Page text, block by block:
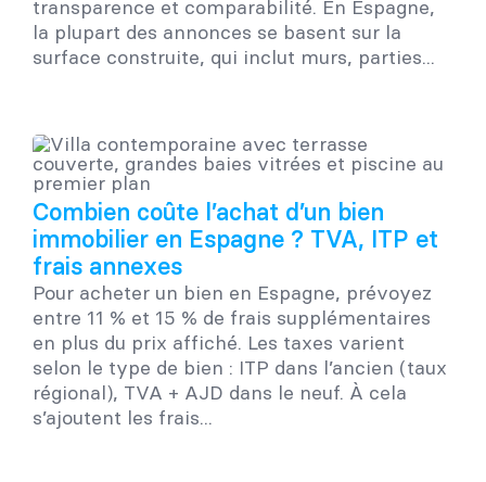
transparence et comparabilité. En Espagne,
la plupart des annonces se basent sur la
surface construite, qui inclut murs, parties...
Combien coûte l’achat d’un bien
immobilier en Espagne ? TVA, ITP et
frais annexes
Pour acheter un bien en Espagne, prévoyez
entre 11 % et 15 % de frais supplémentaires
en plus du prix affiché. Les taxes varient
selon le type de bien : ITP dans l’ancien (taux
régional), TVA + AJD dans le neuf. À cela
s’ajoutent les frais...